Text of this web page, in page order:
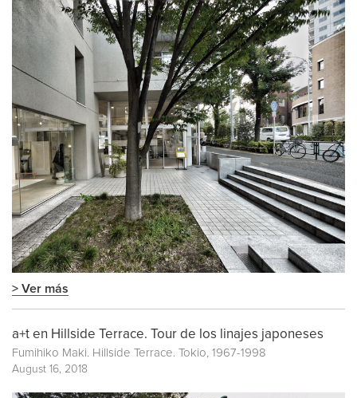
> Ver más
a+t en Hillside Terrace. Tour de los linajes japoneses
Fumihiko Maki. Hillside Terrace. Tokio, 1967-1998
August 16, 2018